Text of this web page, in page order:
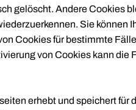
gelöscht. Andere Cookies
Sie können
Cookies für bestimmte
von Cookies kann
erhebt und speichert